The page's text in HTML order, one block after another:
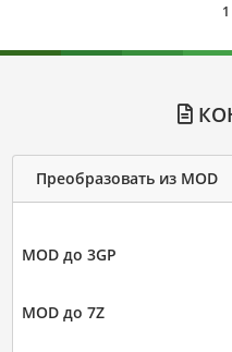
Преобразовать из MOD
MOD до 3GP
MOD до 7Z